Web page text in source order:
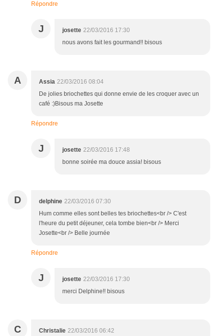
Répondre
J josette 22/03/2016 17:30
nous avons fait les gourmand!! bisous
A Assia 22/03/2016 08:04
De jolies briochettes qui donne envie de les croquer avec un
café :)Bisous ma Josette
Répondre
J josette 22/03/2016 17:48
bonne soirée ma douce assia! bisous
D delphine 22/03/2016 07:30
Hum comme elles sont belles tes briochettes<br /> C'est
l'heure du petit déjeuner, cela tombe bien<br /> Merci
Josette<br /> Belle journée
Répondre
J josette 22/03/2016 17:30
merci Delphine!! bisous
C Christalie 22/03/2016 06:42